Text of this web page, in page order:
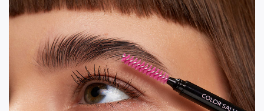
светловолосых девушек, средний коричневый
Eclipse для брюнеток и рыжеволосых и
насыщенный коричневый Sable для
обладательниц темных бровей. Оттенки не
имеют рыжего и серого подтона, поэтому
подходят большинству цветотипов.